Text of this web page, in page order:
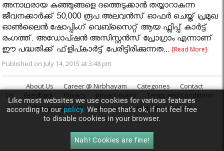
അനാഥരായ കുഞ്ഞുങ്ങളെ ദത്തെടുക്കാൻ തയ്യാറാകുന്ന
ജീവനക്കാർക്ക് 50,000 രൂപ അലവന്‍സ് ഓഫര്‍ ചെയ്ത് പ്രമുഖ
ഓണ്‍ലൈൻ ഷോപ്പിംഗ്‌ വെബ്സൈറ്റ് ആയ ഫ്ലിപ്പ് കാർട്ട്
രംഗത്ത്. അഡോപ്ഷന്‍ അസിസ്റ്റന്‍സ് പ്രോഗ്രാം എന്നാണ്
ഈ പദ്ധതിക്ക് ഫ്‌ളിപ്കാര്‍ട്ട് പേരിട്ടിരിക്കുന്നത...[Read More]
Published on July 14, 2015 at 3:48 pm
About Us Career @ Nirbhayam Categories
Contact
Us
Feedback Privacy privacy policy
Terms and Conditions
© Copyright 2015 Nirbhayam.com. All rights reserved.
Like most websites we use cookies for various features
according to ourpolicy.We hope that’s ok, if not feel free
to disable cookies in your browser.
Nah! Cookies are fine!